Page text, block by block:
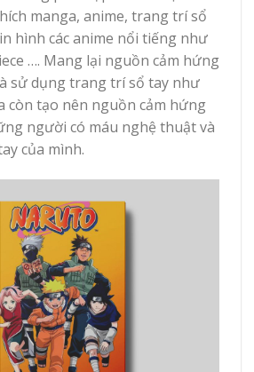
manga, anime, trang trí sổ
hình các anime nổi tiếng như
…. Mang lại nguồn cảm hứng
sử dụng trang trí sổ tay như
còn tạo nên nguồn cảm hứng
người có máu nghệ thuật và
của mình.